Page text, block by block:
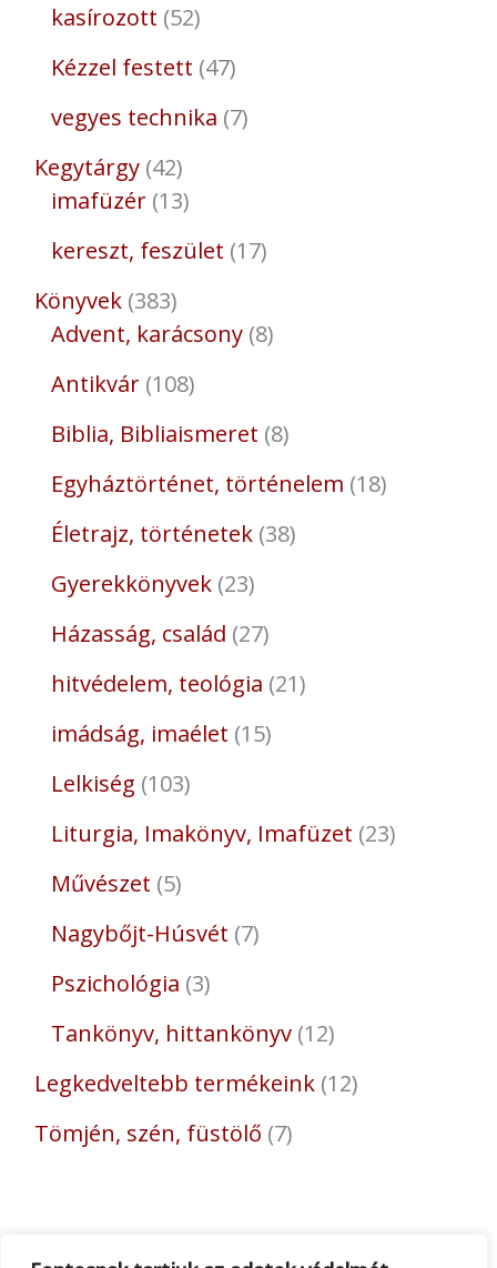
kasírozott 52
Kézzel festett 47
vegyes technika 7
Kegytárgy 42
imafüzér 13
kereszt, feszület 17
Könyvek 383
Advent, karácsony 8
Antikvár 108
Biblia, Bibliaismeret 8
Egyháztörténet, történelem 18
Életrajz, történetek 38
Gyerekkönyvek 23
Házasság, család 27
hitvédelem, teológia 21
imádság, imaélet 15
Lelkiség 103
Liturgia, Imakönyv, Imafüzet 23
Művészet 5
Nagybőjt-Húsvét 7
Pszichológia 3
Tankönyv, hittankönyv 12
Legkedveltebb termékeink 12
Tömjén, szén, füstölő 7